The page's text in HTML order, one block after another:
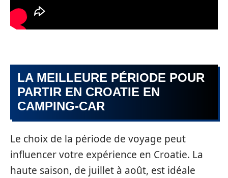
LA MEILLEURE PÉRIODE POUR
PARTIR EN CROATIE EN
CAMPING-CAR
Le choix de la période de voyage peut
influencer votre expérience en Croatie. La
haute saison, de juillet à août, est idéale